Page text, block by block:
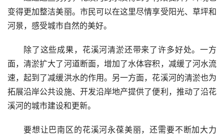
变得更加整洁美丽。市民可以在这里尽情享受阳光、草坪和
河景，感受城市自然的美好。
除了这些成果，花溪河清淤还带来了许多好处。一方
面，清淤扩大了河道断面，增加了水体容积，减缓了河水流
速，起到了减缓洪水的作用。另一方面，花溪河的清淤也为
拓展沿岸公共设施、开发沿岸地产提供了便利，推动了沿花
溪河的城市建设和更新。
要想让巴南区的花溪河永葆美丽，还需要不断加大力